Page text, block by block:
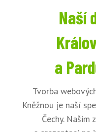
Naší
a
Tvorba
Kněžnou je naší
Čechy. Našim